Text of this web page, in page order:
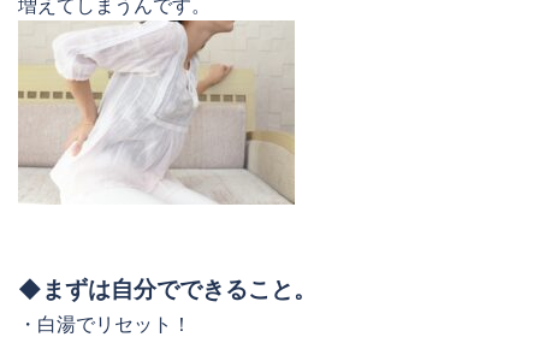
◆まずは自分でできること。
・白湯でリセット！